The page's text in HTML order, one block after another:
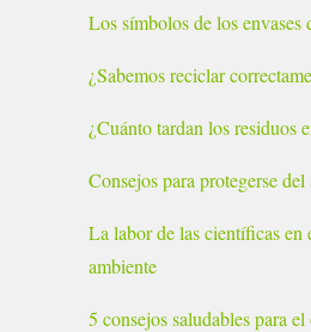
Los símbolos de los envases
¿Sabemos reciclar
¿Cuánto tardan los residuos
Consejos para protegerse del
La labor de las científicas
ambiente
5 consejos saludables para